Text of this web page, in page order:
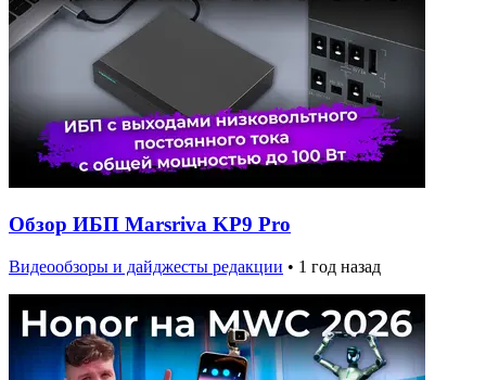
Обзор ИБП Marsriva KP9 Pro
Видеообзоры и дайджесты редакции • 1 год назад